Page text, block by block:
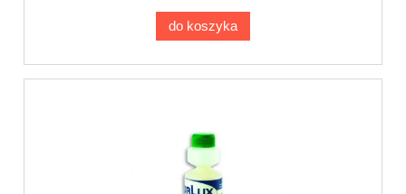
do koszyka